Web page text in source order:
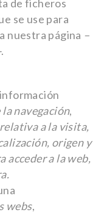
de ficheros
se use para
nuestra página –
.
navegación,
a la visita,
origen y
acceder a la web,
webs,